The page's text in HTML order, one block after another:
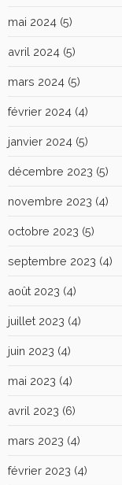
mai 2024 (5)
avril 2024 (5)
mars 2024 (5)
février 2024 (4)
janvier 2024 (5)
décembre 2023 (5)
novembre 2023 (4)
octobre 2023 (5)
septembre 2023 (4)
août 2023 (4)
juillet 2023 (4)
juin 2023 (4)
mai 2023 (4)
avril 2023 (6)
mars 2023 (4)
février 2023 (4)